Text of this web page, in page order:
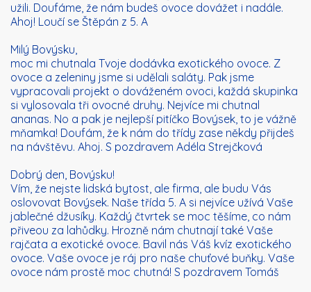
užili. Doufáme, že nám budeš ovoce dovážet i nadále.
Ahoj! Loučí se Štěpán z 5. A
Milý Bovýsku,
moc mi chutnala Tvoje dodávka exotického ovoce. Z
ovoce a zeleniny jsme si udělali saláty. Pak jsme
vypracovali projekt o dováženém ovoci, každá skupinka
si vylosovala tři ovocné druhy. Nejvíce mi chutnal
ananas. No a pak je nejlepší pitíčko Bovýsek, to je vážně
mňamka! Doufám, že k nám do třídy zase někdy přijdeš
na návštěvu. Ahoj. S pozdravem Adéla Strejčková
Dobrý den, Bovýsku!
Vím, že nejste lidská bytost, ale firma, ale budu Vás
oslovovat Bovýsek. Naše třída 5. A si nejvíce užívá Vaše
jablečné džusíky. Každý čtvrtek se moc těšíme, co nám
přiveou za lahůdky. Hrozně nám chutnají také Vaše
rajčata a exotické ovoce. Bavil nás Váš kvíz exotického
ovoce. Vaše ovoce je ráj pro naše chuťové buňky. Vaše
ovoce nám prostě moc chutná! S pozdravem Tomáš